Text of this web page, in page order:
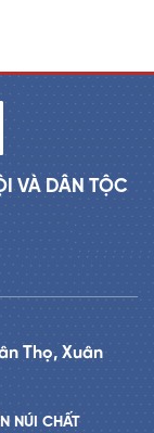
VÀ DÂN TỘC
Thọ, Xuân
NÚI CHẤT